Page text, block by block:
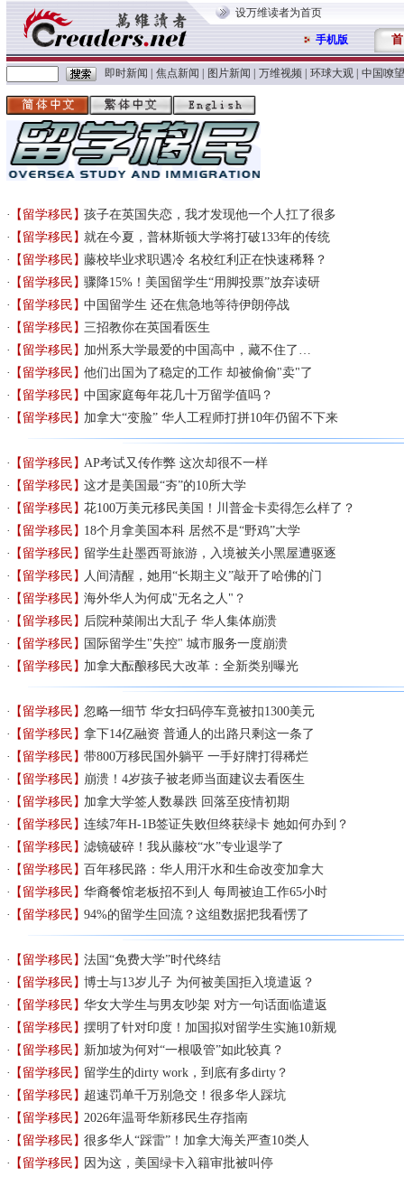
设万维读者为首页
手机版 首
即时新闻 焦点新闻 图片新闻 万维视频 环球大观 中国嘹望
【留学移民】孩子在英国失恋，我才发现他一个人扛了很多
【留学移民】就在今夏，普林斯顿大学将打破133年的传统
【留学移民】藤校毕业求职遇冷 名校红利正在快速稀释？
【留学移民】骤降15%！美国留学生“用脚投票”放弃读研
【留学移民】中国留学生 还在焦急地等待伊朗停战
【留学移民】三招教你在英国看医生
【留学移民】加州系大学最爱的中国高中，藏不住了…
【留学移民】他们出国为了稳定的工作 却被偷偷"卖"了
【留学移民】中国家庭每年花几十万留学值吗？
【留学移民】加拿大“变脸” 华人工程师打拼10年仍留不下来
【留学移民】AP考试又传作弊 这次却很不一样
【留学移民】这才是美国最“夯”的10所大学
【留学移民】花100万美元移民美国！川普金卡卖得怎么样了？
【留学移民】18个月拿美国本科 居然不是“野鸡”大学
【留学移民】留学生赴墨西哥旅游，入境被关小黑屋遭驱逐
【留学移民】 人间清醒，她用“长期主义”敲开了哈佛的门
【留学移民】海外华人为何成"无名之人"？
【留学移民】后院种菜闹出大乱子 华人集体崩溃
【留学移民】 国际留学生"失控" 城市服务一度崩溃
【留学移民】加拿大酝酿移民大改革：全新类别曝光
【留学移民】忽略一细节 华女扫码停车竟被扣1300美元
【留学移民】拿下14亿融资 普通人的出路只剩这一条了
【留学移民】带800万移民国外躺平 一手好牌打得稀烂
【留学移民】崩溃！4岁孩子被老师当面建议去看医生
【留学移民】加拿大学签人数暴跌 回落至疫情初期
【留学移民】连续7年H-1B签证失败但终获绿卡 她如何办到？
【留学移民】滤镜破碎！我从藤校“水”专业退学了
【留学移民】百年移民路：华人用汗水和生命改变加拿大
【留学移民】华裔餐馆老板招不到人 每周被迫工作65小时
【留学移民】94%的留学生回流？这组数据把我看愣了
【留学移民】法国“免费大学”时代终结
【留学移民】博士与13岁儿子 为何被美国拒入境遣返？
【留学移民】华女大学生与男友吵架 对方一句话面临遣返
【留学移民】摆明了针对印度！加国拟对留学生实施10新规
【留学移民】新加坡为何对“一根吸管”如此较真？
【留学移民】留学生的dirty work，到底有多dirty？
【留学移民】超速罚单千万别急交！很多华人踩坑
【留学移民】2026年温哥华新移民生存指南
【留学移民】很多华人“踩雷”！加拿大海关严查10类人
【留学移民】 因为这，美国绿卡入籍审批被叫停